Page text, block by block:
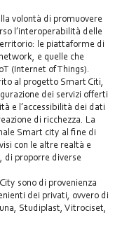
volontà di promuovere
l’interoperabilità delle
le piattaforme di
e quelle che
(Internet of Things).
al progetto Smart Citi,
dei servizi offerti
e l’accessibilità dei dati
di ricchezza. La
Smart city al fine di
con le altre realtà e
di proporre diverse
sono di provenienza
dei privati, ovvero di
Studiplast, Vitrociset,